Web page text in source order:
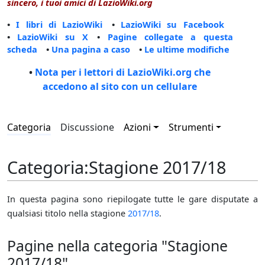
sincero, i tuoi amici di LazioWiki.org
•I libri di LazioWiki • LazioWiki su Facebook
• LazioWiki su X • Pagine collegate a questa
scheda • Una pagina a caso • Le ultime modifiche
• Nota per i lettori di LazioWiki.org che
accedono al sito con un cellulare
Categoria Discussione Azioni Strumenti
Categoria:Stagione 2017/18
In questa pagina sono riepilogate tutte le gare disputate a
qualsiasi titolo nella stagione 2017/18.
Pagine nella categoria "Stagione